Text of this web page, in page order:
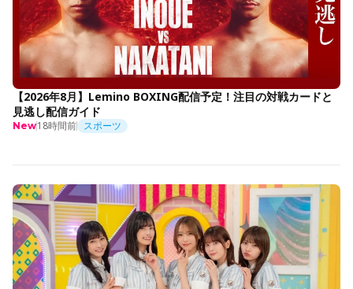
【2026年8月】Lemino BOXING配信予定！注目の対戦カードと
見逃し配信ガイド
New18時間前 スポーツ